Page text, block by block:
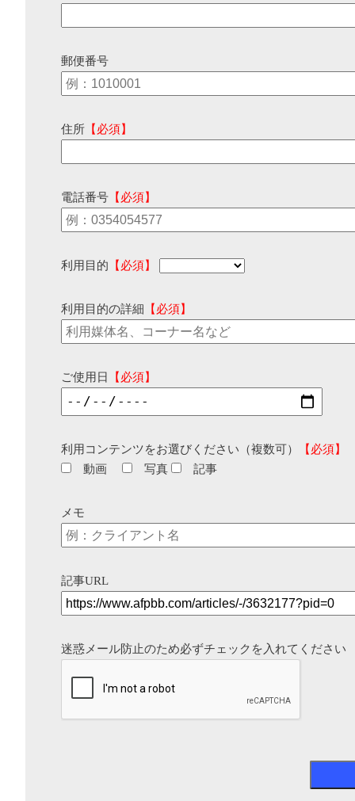
郵便番号
住所 【必須】
電話番号 【必須】
利用目的 【必須】
利用目的の詳細 【必須】
ご使用日 【必須】
利用コンテンツをお選びください（複数可）
【必須】
動画
写真 記事
メモ
記事URL
迷惑メール防止のため必ずチェックを入れてください